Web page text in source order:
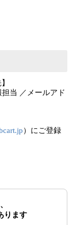
当 ／メールアド
）にご登録
ります